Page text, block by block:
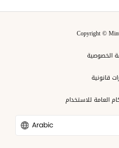
Copyright ©
الخصوصية
قانونية
العامة للاستخدام
Arabic